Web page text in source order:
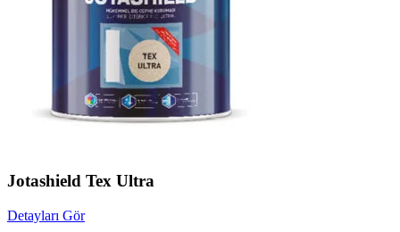
Jotashield Tex Ultra
Detayları Gör